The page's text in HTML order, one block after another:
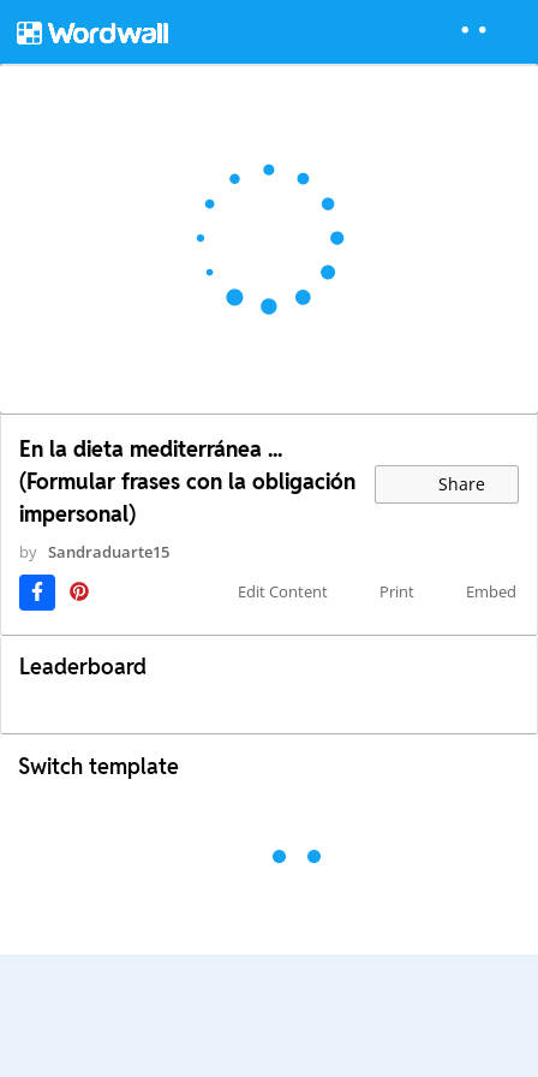
En la dieta mediterránea ...
(Formular frases con la obligación
impersonal)
Share
by Sandraduarte15
Edit Content
Print Embed
Leaderboard
Switch template